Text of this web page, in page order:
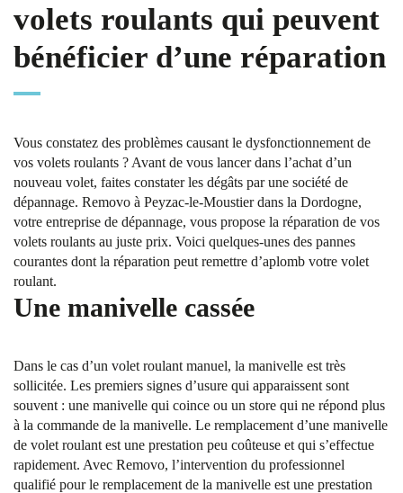
volets roulants qui peuvent
bénéficier d’une réparation
Vous constatez des problèmes causant le dysfonctionnement de
vos volets roulants ? Avant de vous lancer dans l’achat d’un
nouveau volet, faites constater les dégâts par une société de
dépannage. Removo à Peyzac-le-Moustier dans la Dordogne,
votre entreprise de dépannage, vous propose la réparation de vos
volets roulants au juste prix. Voici quelques-unes des pannes
courantes dont la réparation peut remettre d’aplomb votre volet
roulant.
Une manivelle cassée
Dans le cas d’un volet roulant manuel, la manivelle est très
sollicitée. Les premiers signes d’usure qui apparaissent sont
souvent : une manivelle qui coince ou un store qui ne répond plus
à la commande de la manivelle. Le remplacement d’une manivelle
de volet roulant est une prestation peu coûteuse et qui s’effectue
rapidement. Avec Removo, l’intervention du professionnel
qualifié pour le remplacement de la manivelle est une prestation